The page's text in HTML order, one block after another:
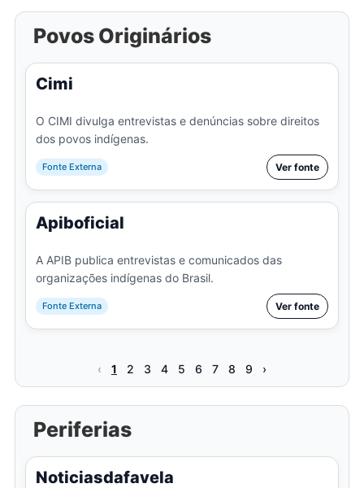
Povos Originários
Cimi
O CIMI divulga entrevistas e denúncias sobre direitos
dos povos indígenas.
Fonte Externa Ver fonte
Apiboficial
A APIB publica entrevistas e comunicados das
organizações indígenas do Brasil.
Fonte Externa Ver fonte
‹ 1 2 3 4 5 6 7 8 9 ›
Periferias
Noticiasdafavela